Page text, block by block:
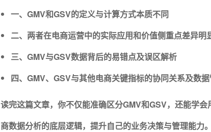
一、GMV和GSV的定义与计算方式本质不同
二、两者在电商运营中的实际应用和价值侧重点差异明
三、GMV与GSV数据背后的易错点及误区解析
四、GMV、GSV与其他电商关键指标的协同关系及数
读完这篇文章，你不仅能准确区分GMV和GSV，还能学
商数据分析的底层逻辑，提升自己的业务决策与管理能力。